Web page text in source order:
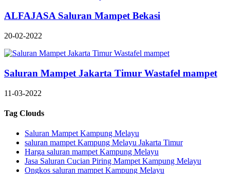
ALFAJASA Saluran Mampet Bekasi
20-02-2022
Saluran Mampet Jakarta Timur Wastafel mampet
11-03-2022
Tag Clouds
Saluran Mampet Kampung Melayu
saluran mampet Kampung Melayu Jakarta Timur
Harga saluran mampet Kampung Melayu
Jasa Saluran Cucian Piring Mampet Kampung Melayu
Ongkos saluran mampet Kampung Melayu